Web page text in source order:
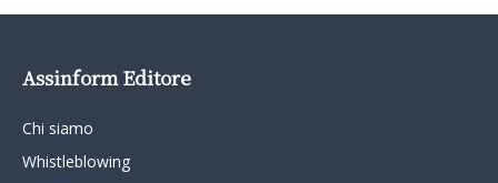
Assinform Editore
Chi siamo
Whistleblowing